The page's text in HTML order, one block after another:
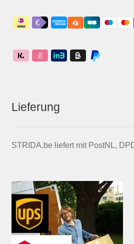
Lieferung
STRIDA.be liefert mit PostNL,